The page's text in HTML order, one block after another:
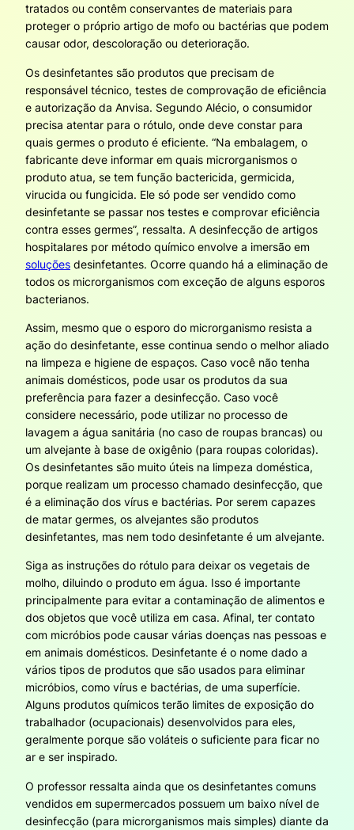
tratados ou contêm conservantes de materiais para
proteger o próprio artigo de mofo ou bactérias que podem
causar odor, descoloração ou deterioração.
Os desinfetantes são produtos que precisam de
responsável técnico, testes de comprovação de eficiência
e autorização da Anvisa. Segundo Alécio, o consumidor
precisa atentar para o rótulo, onde deve constar para
quais germes o produto é eficiente. “Na embalagem, o
fabricante deve informar em quais microrganismos o
produto atua, se tem função bactericida, germicida,
virucida ou fungicida. Ele só pode ser vendido como
desinfetante se passar nos testes e comprovar eficiência
contra esses germes”, ressalta. A desinfecção de artigos
hospitalares por método químico envolve a imersão em
soluções desinfetantes. Ocorre quando há a eliminação de
todos os microrganismos com exceção de alguns esporos
bacterianos.
Assim, mesmo que o esporo do microrganismo resista a
ação do desinfetante, esse continua sendo o melhor aliado
na limpeza e higiene de espaços. Caso você não tenha
animais domésticos, pode usar os produtos da sua
preferência para fazer a desinfecção. Caso você
considere necessário, pode utilizar no processo de
lavagem a água sanitária (no caso de roupas brancas) ou
um alvejante à base de oxigênio (para roupas coloridas).
Os desinfetantes são muito úteis na limpeza doméstica,
porque realizam um processo chamado desinfecção, que
é a eliminação dos vírus e bactérias. Por serem capazes
de matar germes, os alvejantes são produtos
desinfetantes, mas nem todo desinfetante é um alvejante.
Siga as instruções do rótulo para deixar os vegetais de
molho, diluindo o produto em água. Isso é importante
principalmente para evitar a contaminação de alimentos e
dos objetos que você utiliza em casa. Afinal, ter contato
com micróbios pode causar várias doenças nas pessoas e
em animais domésticos. Desinfetante é o nome dado a
vários tipos de produtos que são usados para eliminar
micróbios, como vírus e bactérias, de uma superfície.
Alguns produtos químicos terão limites de exposição do
trabalhador (ocupacionais) desenvolvidos para eles,
geralmente porque são voláteis o suficiente para ficar no
ar e ser inspirado.
O professor ressalta ainda que os desinfetantes comuns
vendidos em supermercados possuem um baixo nível de
desinfecção (para microrganismos mais simples) diante da